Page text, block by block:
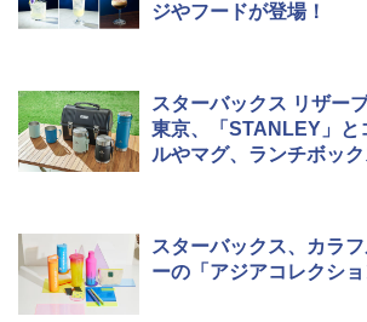
￥34,546
5
シャープ ウォーター
AX-XJ1-B ブラック
クション トースト機能
ジやフードが登場！
スターバックス リザー
東京、「STANLEY」と
ルやマグ、ランチボッ
スターバックス、カラ
ーの「アジアコレクショ